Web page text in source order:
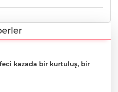
kazada bir kurtuluş, bir